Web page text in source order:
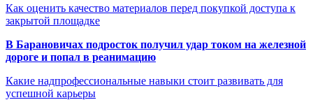
Как оценить качество материалов перед покупкой доступа к
закрытой площадке
В Барановичах подросток получил удар током на железной
дороге и попал в реанимацию
Какие надпрофессиональные навыки стоит развивать для
успешной карьеры